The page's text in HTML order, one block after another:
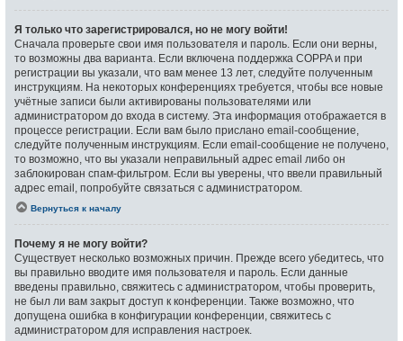
Я только что зарегистрировался, но не могу войти!
Сначала проверьте свои имя пользователя и пароль. Если они верны,
то возможны два варианта. Если включена поддержка COPPA и при
регистрации вы указали, что вам менее 13 лет, следуйте полученным
инструкциям. На некоторых конференциях требуется, чтобы все новые
учётные записи были активированы пользователями или
администратором до входа в систему. Эта информация отображается в
процессе регистрации. Если вам было прислано email-сообщение,
следуйте полученным инструкциям. Если email-сообщение не получено,
то возможно, что вы указали неправильный адрес email либо он
заблокирован спам-фильтром. Если вы уверены, что ввели правильный
адрес email, попробуйте связаться с администратором.
Вернуться к началу
Почему я не могу войти?
Существует несколько возможных причин. Прежде всего убедитесь, что
вы правильно вводите имя пользователя и пароль. Если данные
введены правильно, свяжитесь с администратором, чтобы проверить,
не был ли вам закрыт доступ к конференции. Также возможно, что
допущена ошибка в конфигурации конференции, свяжитесь с
администратором для исправления настроек.